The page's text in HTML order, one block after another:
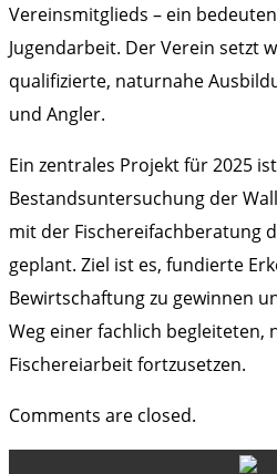
Vereinsmitglieds – ein
Jugendarbeit. Der Verein setzt
qualifizierte, naturnahe
und Angler.
Ein zentrales Projekt für 2025
Bestandsuntersuchung der
mit der Fischereifachberatung
geplant. Ziel ist es, fundierte
Bewirtschaftung zu gewinnen
Weg einer fachlich begleiteten,
Fischereiarbeit fortzusetzen.
Comments are closed.